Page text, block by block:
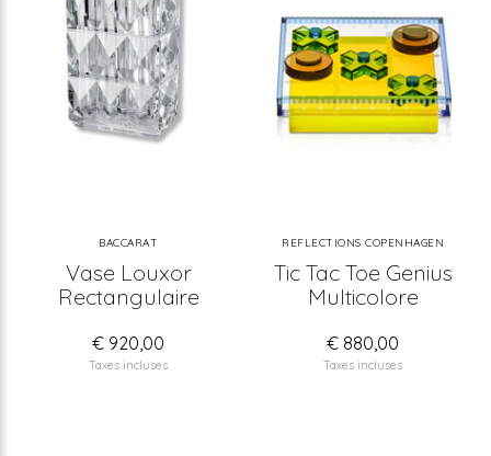
BACCARAT
Vase Louxor
Rectangulaire
€ 920,00
Taxes incluses
REFLECTIONS COPENHAGEN
Tic Tac Toe Genius
Multicolore
€ 880,00
Taxes incluses